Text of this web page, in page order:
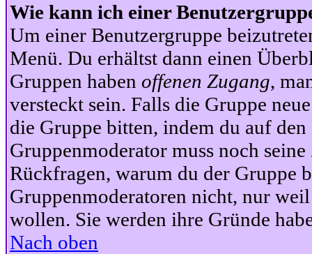
Wie kann ich einer
Um einer Benutzergruppe
Menü. Du erhältst dann einen
Gruppen haben offenen Zugang,
versteckt sein. Falls die Gruppe
die Gruppe bitten, indem du auf
Gruppenmoderator muss noch
Rückfragen, warum du der Gruppe
Gruppenmoderatoren nicht, nur
wollen. Sie werden ihre Gründe
Nach oben